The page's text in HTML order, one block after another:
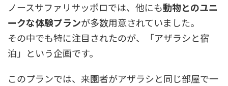
ノースサファリサッポロでは、他にも動物とのユニ
ークな体験プランが多数用意されていました。
その中でも特に注目されたのが、「アザラシと宿
泊」という企画です。
このプランでは、来園者がアザラシと同じ部屋で一